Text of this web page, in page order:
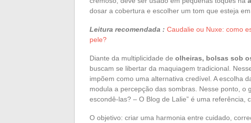
dosar a cobertura e escolher um tom que esteja
Leitura recomendada : Caudalie ou Nuxe: como
pele?
Diante da multiplicidade de olheiras, bolsas sob
buscam se libertar da maquiagem tradicional.
impõem como uma alternativa credível. A escolha
modula a percepção das sombras. Nesse ponto, o
escondê-las? – O Blog de Lalie” é uma referência,
O objetivo: criar uma harmonia entre cuidado,